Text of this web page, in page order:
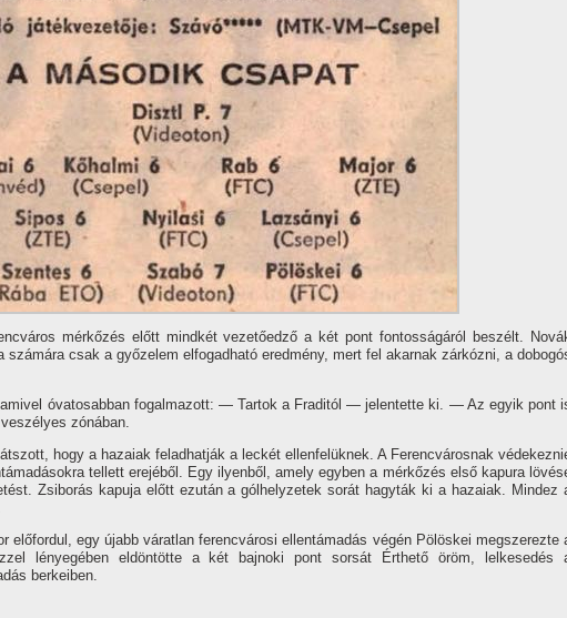
mérkőzés előtt mindkét vezetőedző a két pont fontosságáról beszélt.
számára csak a győzelem elfogadható eredmény, mert fel akarnak zárkózni, a
óvatosabban fogalmazott: — Tartok a Fraditól — jelentette ki. — Az egyik pont
zónában.
hogy a hazaiak feladhatják a leckét ellenfelüknek. A Ferencvárosnak
tellett erejéből. Egy ilyenből, amely egyben a mérkőzés első kapura
Zsiborás kapuja előtt ezután a gólhelyzetek sorát hagyták ki a hazaiak. Mindez
előfordul, egy újabb váratlan ferencvárosi ellentámadás végén Pölöskei megszerezte
lényegében eldöntötte a két bajnoki pont sorsát Érthető öröm, lelkesedés
berkeiben.